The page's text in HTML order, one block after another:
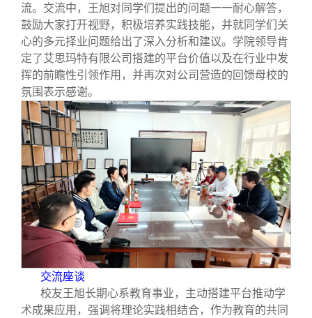
流。交流中，王旭对同学们提出的问题一一耐心解答，
鼓励大家打开视野，积极培养实践技能，并就同学们关
心的多元择业问题给出了深入分析和建议。学院领导肯
定了艾思玛特有限公司搭建的平台价值以及在行业中发
挥的前瞻性引领作用，并再次对公司营造的回馈母校的
氛围表示感谢。
交流座谈
校友王旭长期心系教育事业，主动搭建平台推动学
术成果应用，强调将理论实践相结合，作为教育的共同